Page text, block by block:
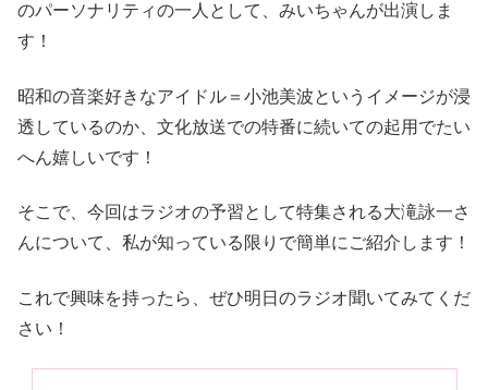
のパーソナリティの一人として、みいちゃんが出演しま
す！
昭和の音楽好きなアイドル＝小池美波というイメージが浸
透しているのか、文化放送での特番に続いての起用でたい
へん嬉しいです！
そこで、今回はラジオの予習として特集される大滝詠一さ
んについて、私が知っている限りで簡単にご紹介します！
これで興味を持ったら、ぜひ明日のラジオ聞いてみてくだ
さい！